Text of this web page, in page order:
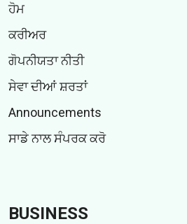
ਹੋਮ
ਕਰੀਅਰ
ਗੋਪਨੀਯਤਾ ਨੀਤੀ
ਸੇਵਾ ਦੀਆਂ ਸ਼ਰਤਾਂ
Announcements
ਸਾਡੇ ਨਾਲ ਸੰਪਰਕ ਕਰੋ
BUSINESS